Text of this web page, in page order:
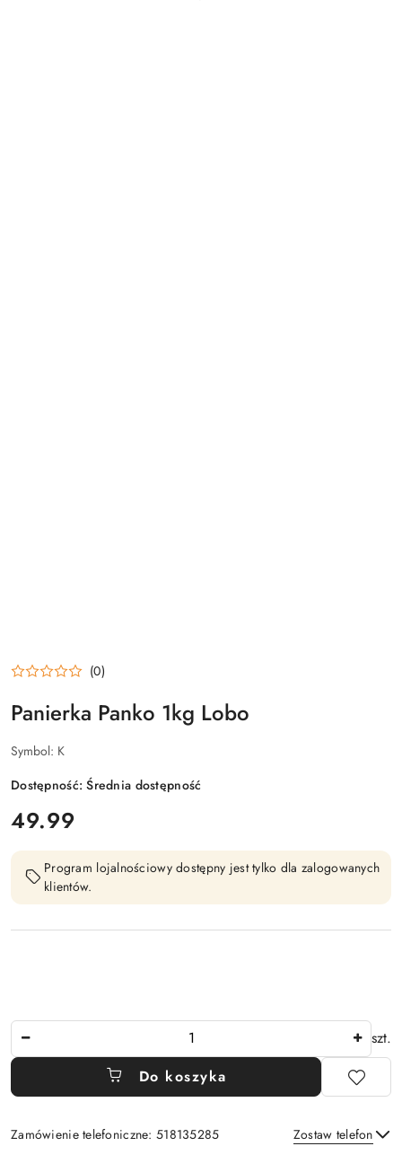
(0)
Panierka Panko 1kg Lobo
Symbol: K
Dostępność:Średnia dostępność
cena:
49.99
Program lojalnościowy dostępny jest tylko dla zalogowanych
klientów.
szt.
Do koszyka
Zamówienie telefoniczne: 518135285 Zostaw telefon